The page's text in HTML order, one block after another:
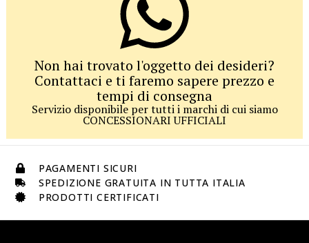
Non hai trovato l'oggetto dei desideri?
Contattaci e ti faremo sapere prezzo e
tempi di consegna
Servizio disponibile per tutti i marchi di cui siamo
CONCESSIONARI UFFICIALI
PAGAMENTI SICURI
SPEDIZIONE GRATUITA IN TUTTA ITALIA
PRODOTTI CERTIFICATI